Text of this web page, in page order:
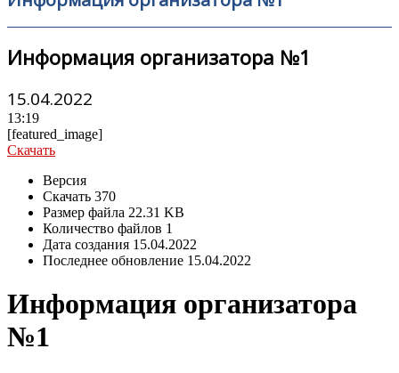
Информация организатора №1
15.04.2022
13:19
[featured_image]
Скачать
Версия
Скачать 370
Размер файла 22.31 KB
Количество файлов 1
Дата создания 15.04.2022
Последнее обновление 15.04.2022
Информация организатора
№1